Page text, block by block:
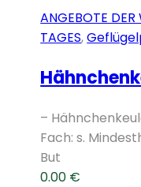
ANGEBOTE DER
TAGES,
–
Fach: s.
But
0.00 €